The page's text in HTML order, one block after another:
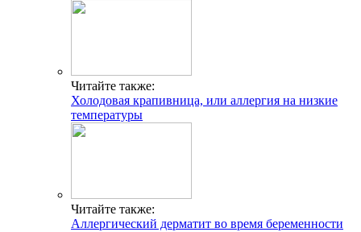
Читайте также:
Холодовая крапивница, или аллергия на низкие
температуры
Читайте также:
Аллергический дерматит во время беременности